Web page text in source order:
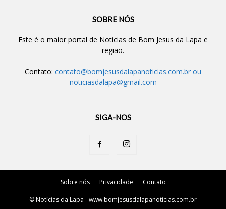
SOBRE NÓS
Este é o maior portal de Noticias de Bom Jesus da Lapa e
região.
Contato: contato@bomjesusdalapanoticias.com.br ou
noticiasdalapa@gmail.com
SIGA-NOS
Sobre nós Privacidade Contato
© Notícias da Lapa - www.bomjesusdalapanoticias.com.br